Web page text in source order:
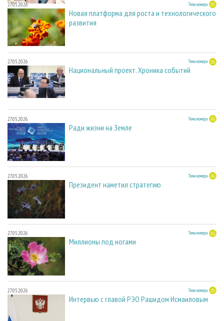
27.05.2026 Тема номера
Новая платформа для роста и технологического
развития
27.05.2026 Тема номера
Национальный проект. Хроника событий
27.05.2026 Тема номера
Ради жизни на Земле
27.05.2026 Тема номера
Президент наметил стратегию
27.05.2026 Тема номера
Миллионы под ногами
27.05.2026 Тема номера
Интервью с главой РЭО Рашидом Исмаиловым